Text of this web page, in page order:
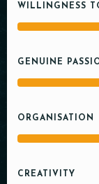
WILLINGNESS
GENUINE
ORGANISATION
CREATIVITY